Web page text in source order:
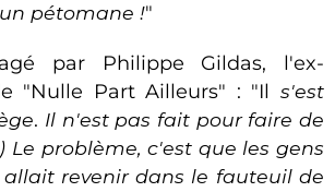
pétomane !"
par Philippe Gildas, l'ex-
"Nulle Part Ailleurs" : "Il s'est
. Il n'est pas fait pour faire de
Le problème, c'est que les gens
revenir dans le fauteuil de